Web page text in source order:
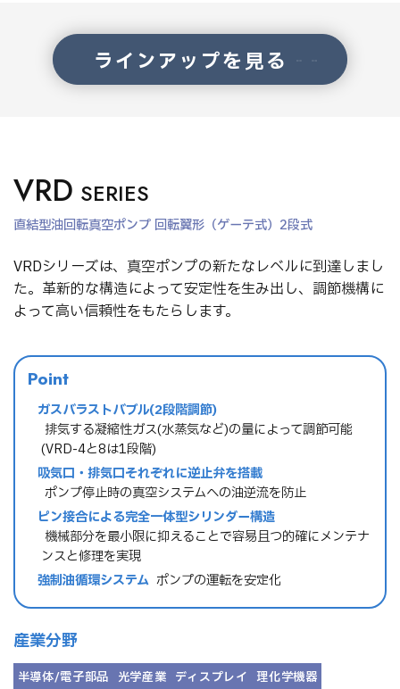
ラインアップを見る
VRD SERIES
直結型油回転真空ポンプ 回転翼形（ゲーテ式）2段式
VRDシリーズは、真空ポンプの新たなレベルに到達しまし
た。革新的な構造によって安定性を生み出し、調節機構に
よって高い信頼性をもたらします。
Point
ガスバラストバブル(2段階調節)
→ 排気する凝縮性ガス(水蒸気など)の量によって調節可能
(VRD-4と8は1段階)
吸気口・排気口それぞれに逆止弁を搭載
→ ポンプ停止時の真空システムへの油逆流を防止
ピン接合による完全一体型シリンダー構造
→ 機械部分を最小限に抑えることで容易且つ的確にメンテナ
ンスと修理を実現
強制油循環システム → ポンプの運転を安定化
産業分野
半導体/電子部品 光学産業 ディスプレイ 理化学機器